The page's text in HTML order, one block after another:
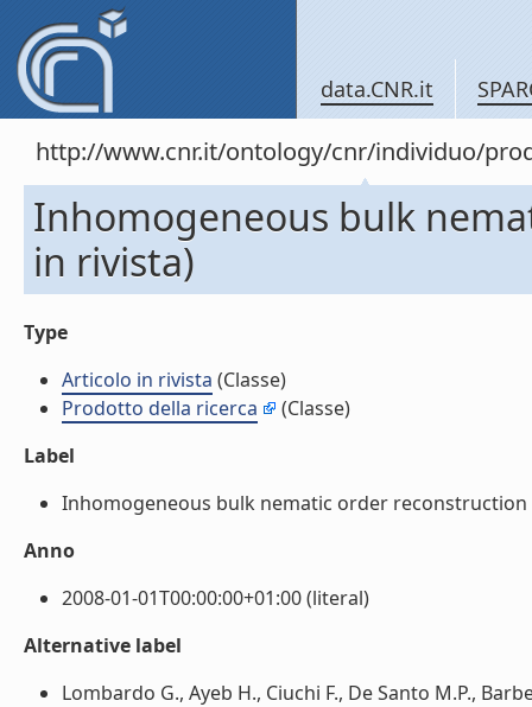
data.CNR.it
http://www.cnr.it/ontology/cnr/individuo/
Inhomogeneous bulk
in rivista)
Type
Articolo in rivista (Classe)
Prodotto della ricerca
(Classe)
Label
Inhomogeneous bulk nematic order
Anno
2008-01-01T00:00:00+01:00 (literal)
Alternative label
Lombardo G., Ayeb H., Ciuchi F., De Santo M.P.,